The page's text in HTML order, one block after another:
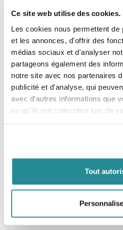
Ce site web utilise des cookies.
Les cookies nous permettent de
et les annonces, d'offrir des
médias sociaux et d'analyser
partageons également des
notre site avec nos partenaires
publicité et d'analyse, qui
avec d'autres informations que
ou qu'ils ont collectées lors de
Tout
Shape Funboard
Sangle de portage rembourrée
Tableau des tailles :
Taille de la Housse
7'6"